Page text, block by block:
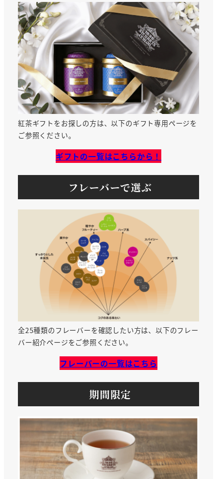
紅茶ギフトをお探しの方は、以下のギフト専用ページを
ご参照ください。
ギフトの一覧はこちらから！
フレーバーで選ぶ
全25種類のフレーバーを確認したい方は、以下のフレー
バー紹介ページをご参照ください。
フレーバーの一覧はこちら
期間限定